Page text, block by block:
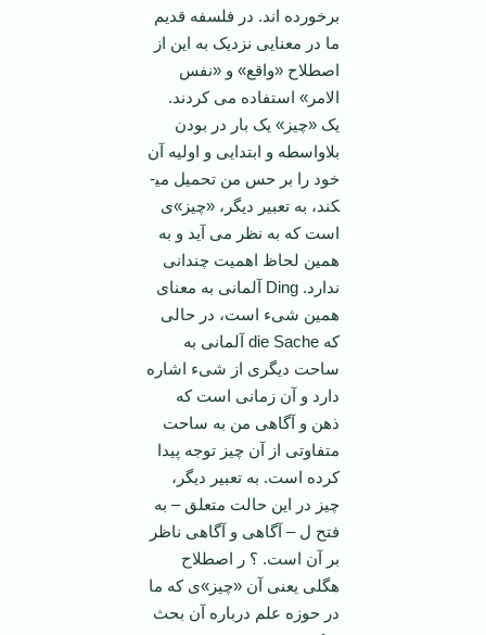
برخورده اند. در فلسفه قدیم
ما در معنایی نزدیک به این از
اصطلاح «واقع» و «نفس
الامر» استفاده می­ کردند.
یک «چیز» یک بار در بودن
بلاواسطه و ابتدایی و اولیه­ آن
خود را بر حس من تحمیل می­
کند، به تعبیر دیگر، «چیز»ی
است که به نظر می­ آید و به
همین لحاظ اهمیت چندانی
ندارد. Ding آلمانی به معنای
همین شیء است، در حالی
که die Sache آلمانی به
ساحت دیگری از شیء اشاره
دارد و آن زمانی است که
ذهن و آگاهی من به ساحت
متفاوتی از آن چیز توجه پیدا
کرده است. به تعبیر دیگر،
چیز در این حالت متعلق – به
فتح ل – آگاهی و آگاهی ناظر
بر آن است. ؟ ر اصطلاح
هگلی یعنی آن «چیز»ی که ما
در حوزه علم درباره آن بحث